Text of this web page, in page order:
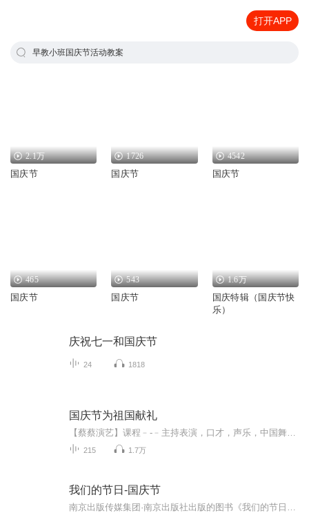
打开APP
早教小班国庆节活动教案
2.1万
国庆节
1726
国庆节
4542
国庆节
465
国庆节
543
国庆节
1.6万
国庆特辑（国庆节快
乐）
庆祝七一和国庆节
24 1818
国庆节为祖国献礼
215 1.7万
我们的节日-国庆节